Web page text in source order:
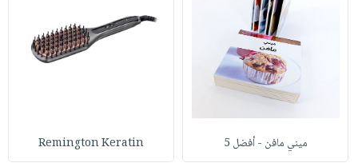
ميني مافن - أفضل 5 Remington Keratin